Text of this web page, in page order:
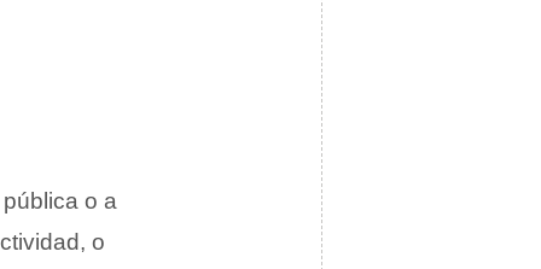
o a
o